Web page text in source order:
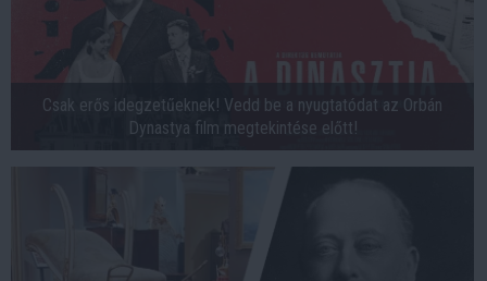
Csak erős idegzetűeknek! Vedd be a nyugtatódat az Orbán
Dynastya film megtekintése előtt!